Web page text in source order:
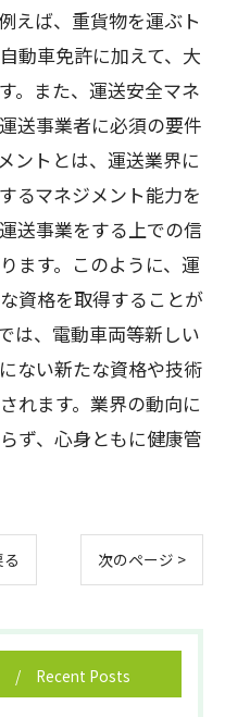
えば、重貨物を運ぶト
動車免許に加えて、大
。また、運送安全マネ
送事業者に必須の要件
ントとは、運送業界に
るマネジメント能力を
送事業をする上での信
ます。このように、運
資格を取得することが
は、電動車両等新しい
ない新たな資格や技術
れます。業界の動向に
ず、心身ともに健康管
次のページ >
Recent Posts